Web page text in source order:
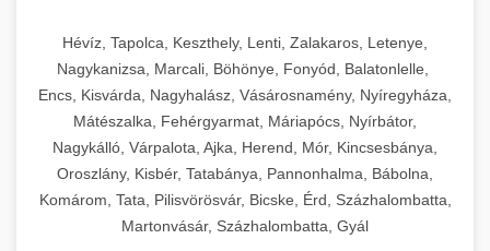
Hévíz, Tapolca, Keszthely, Lenti, Zalakaros, Letenye,
Nagykanizsa, Marcali, Böhönye, Fonyód, Balatonlelle,
Encs, Kisvárda, Nagyhalász, Vásárosnamény, Nyíregyháza,
Mátészalka, Fehérgyarmat, Máriapócs, Nyírbátor,
Nagykálló, Várpalota, Ajka, Herend, Mór, Kincsesbánya,
Oroszlány, Kisbér, Tatabánya, Pannonhalma, Bábolna,
Komárom, Tata, Pilisvörösvár, Bicske, Érd, Százhalombatta,
Martonvásár, Százhalombatta, Gyál